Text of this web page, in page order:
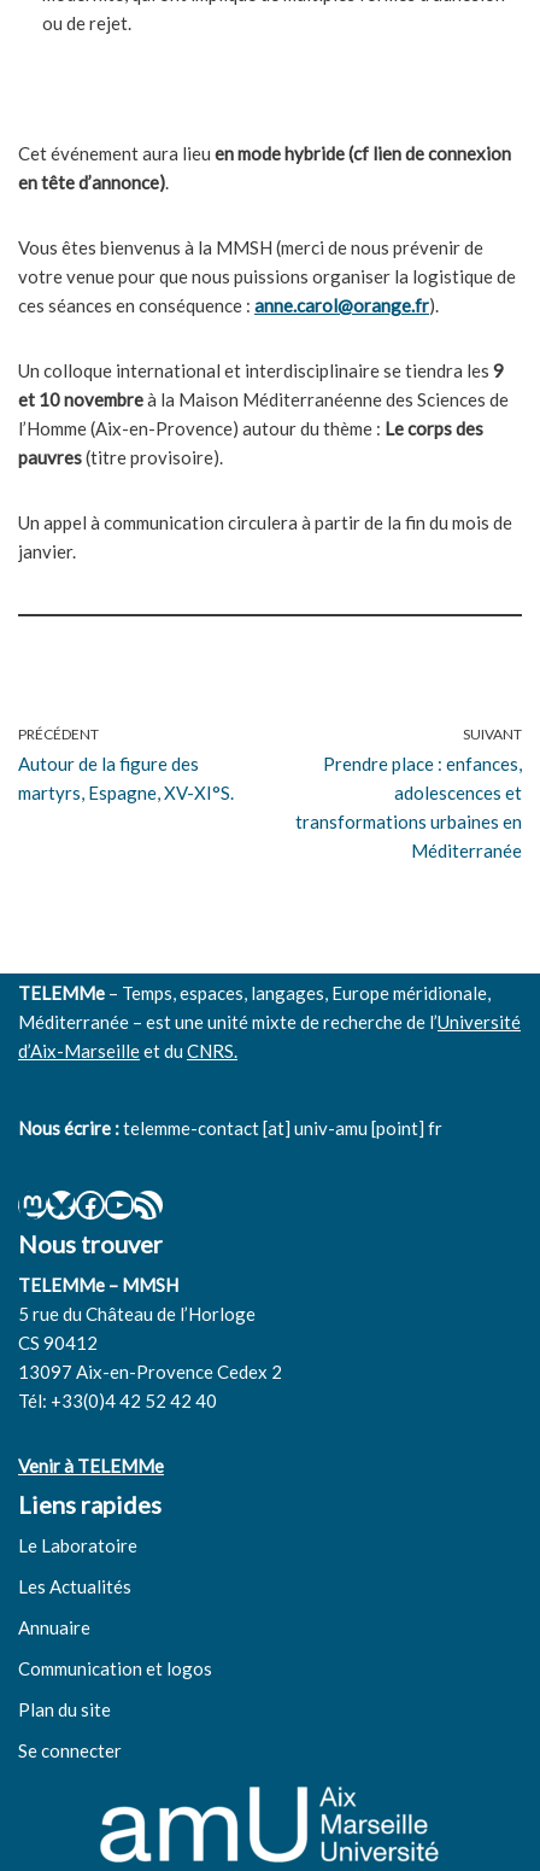
ou de rejet.
Cet événement aura lieu en mode hybride (cf lien de connexion
en tête d’annonce).
Vous êtes bienvenus à la MMSH (merci de nous prévenir de
votre venue pour que nous puissions organiser la logistique de
ces séances en conséquence : anne.carol@orange.fr).
Un colloque international et interdisciplinaire se tiendra les 9
et 10 novembreà la Maison Méditerranéenne des Sciences de
l’Homme (Aix-en-Provence) autour du thème : Le corps des
pauvres(titre provisoire).
Un appel à communication circulera à partir de la fin du mois de
janvier.
PRÉCÉDENT
Autour de la figure des
martyrs, Espagne, XV-XI°S.
SUIVANT
Prendre place : enfances,
adolescences et
transformations urbaines en
Méditerranée
TELEMMe – Temps, espaces, langages, Europe méridionale,
Méditerranée – est une unité mixte de recherche de l’Université
d’Aix-Marseilleet duCNRS.
Nous écrire :telemme-contact [at] univ-amu [point] fr
Nous trouver
TELEMMe – MMSH
5 rue du Château de l’Horloge
CS 90412
13097 Aix-en-Provence Cedex 2
Tél: +33(0)4 42 52 42 40
Venir à TELEMMe
Liens rapides
Le Laboratoire
Les Actualités
Annuaire
Communication et logos
Plan du site
Se connecter